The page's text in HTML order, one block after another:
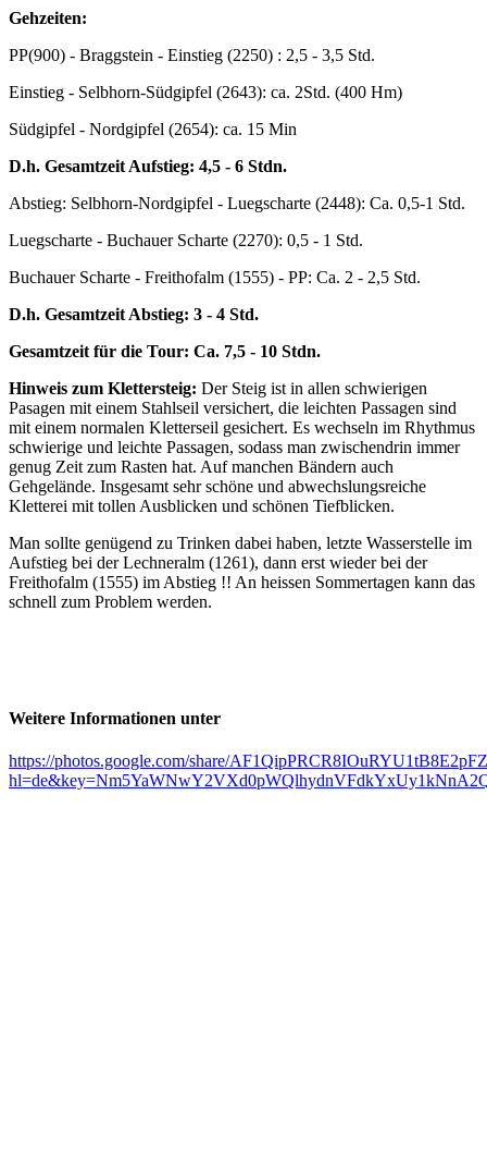
Gehzeiten:
PP(900) - Braggstein - Einstieg (2250) : 2,5 - 3,5 Std.
Einstieg - Selbhorn-Südgipfel (2643): ca. 2Std. (400 Hm)
Südgipfel - Nordgipfel (2654): ca. 15 Min
D.h. Gesamtzeit Aufstieg: 4,5 - 6 Stdn.
Abstieg: Selbhorn-Nordgipfel - Luegscharte (2448): Ca. 0,5-1 Std.
Luegscharte - Buchauer Scharte (2270): 0,5 - 1 Std.
Buchauer Scharte - Freithofalm (1555) - PP: Ca. 2 - 2,5 Std.
D.h. Gesamtzeit Abstieg: 3 - 4 Std.
Gesamtzeit für die Tour: Ca. 7,5 - 10 Stdn.
Hinweis zum Klettersteig: Der Steig ist in allen schwierigen
Pasagen mit einem Stahlseil versichert, die leichten Passagen sind
mit einem normalen Kletterseil gesichert. Es wechseln im Rhythmus
schwierige und leichte Passagen, sodass man zwischendrin immer
genug Zeit zum Rasten hat. Auf manchen Bändern auch
Gehgelände. Insgesamt sehr schöne und abwechslungsreiche
Kletterei mit tollen Ausblicken und schönen Tiefblicken.
Man sollte genügend zu Trinken dabei haben, letzte Wasserstelle im
Aufstieg bei der Lechneralm (1261), dann erst wieder bei der
Freithofalm (1555) im Abstieg !! An heissen Sommertagen kann das
schnell zum Problem werden.
Weitere Informationen unter
https://photos.google.com/share/